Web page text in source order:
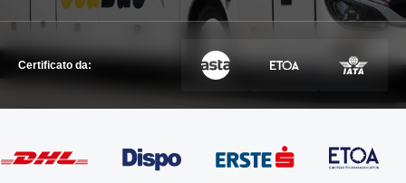
Certificato da: